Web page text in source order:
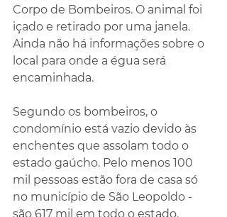
Corpo de Bombeiros. O animal foi
içado e retirado por uma janela.
Ainda não há informações sobre o
local para onde a égua será
encaminhada.
Segundo os bombeiros, o
condomínio está vazio devido às
enchentes que assolam todo o
estado gaúcho. Pelo menos 100
mil pessoas estão fora de casa só
no município de São Leopoldo -
são 617 mil em todo o estado.